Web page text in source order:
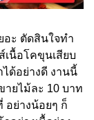
อะ ตัดสินใจทำ
เนื้อโคขุนเสียบ
ด้อย่างดี งานนี้
ายไม้ละ 10 บาท
อย่างน้อยๆ ก็